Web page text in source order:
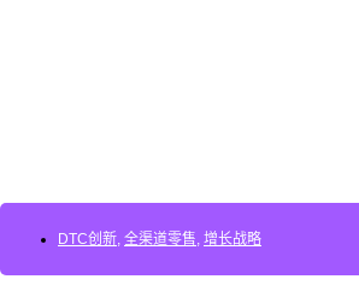
DTC创新, 全渠道零售, 增长战略